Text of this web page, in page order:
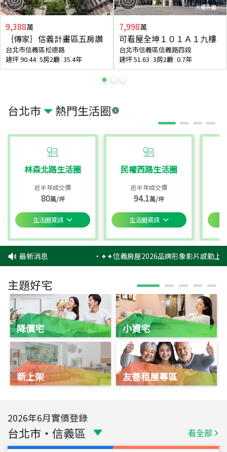
台北市 熱門生活圈
林森北路生活圈
近半年成交價
80萬/坪
生活圈資訊
民權西路生活圈
近半年成交價
94.1萬/坪
生活圈資訊
9,388萬
｛傳家｝信義計畫區五房讚
台北市信義區松德路
建坪90.44 5房2廳 35.4年
7,998萬
可看屋全坤１０１Ａ１九樓
台北市信義區信義路四段
建坪51.63 3房2廳 0.7年
最新消息 ‧✦✦信義房屋2026品牌形象影片感動上
主題好宅
降價宅
新上架
小資宅
友善租屋專區
2026年6月實價登錄
台北市 ・ 信義區 看全部